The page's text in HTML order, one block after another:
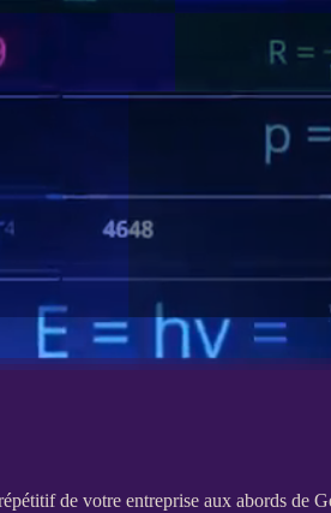
de votre entreprise aux abords de